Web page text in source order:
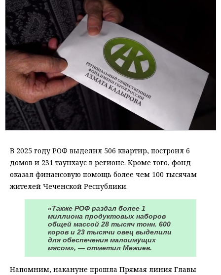
В 2025 году РОФ выделил 506 квартир, построил 6
домов и 231 таунхаус в регионе. Кроме того, фонд
оказал финансовую помощь более чем 100 тысячам
жителей Чеченской Республики.
«Также РОФ раздал более 1
миллиона продуктовых наборов
общей массой 28 тысяч тонн. 600
коров и 23 тысячи овец выделили
для обеспечения малоимущих
мясом», — отметил Межиев.
Напомним, накануне прошла Прямая линия Главы